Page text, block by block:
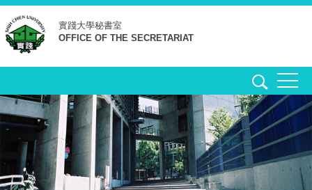
跳
到
主
要
容
區
實踐大學秘書室
OFFICE OF THE SECRETARIAT